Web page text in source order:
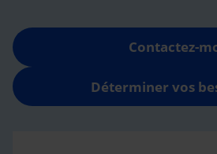
Contactez-
Déterminer vos